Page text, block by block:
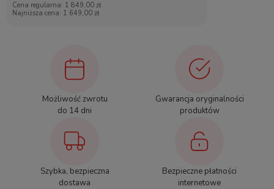
Produkt wprowadzony do obrotu na terenie Unii Europejskiej przed
INSTRUKCJA OBSŁUGI Cybex Lemo Bouncer Stand – otwórz
Możliwość zwrotu
do 14 dni
Gwarancja oryginalności
produktów
Szybka, bezpieczna
dostawa
Bezpieczne płatności
internetowe